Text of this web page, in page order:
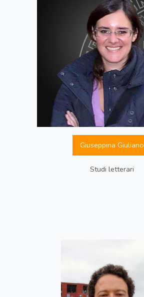
Giuseppina Giuliano
Studi letterari